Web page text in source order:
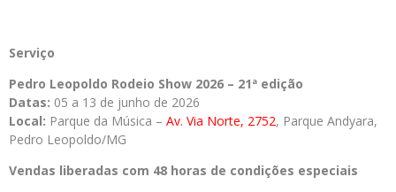
Serviço
Pedro Leopoldo Rodeio Show 2026 – 21ª edição
Datas: 05 a 13 de junho de 2026
Local: Parque da Música – Av. Via Norte, 2752, Parque Andyara,
Pedro Leopoldo/MG
Vendas liberadas com 48 horas de condições especiais